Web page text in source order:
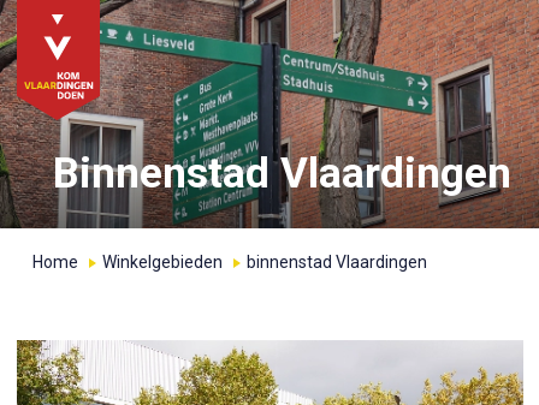
Binnenstad Vlaardingen
Home Winkelgebieden binnenstad Vlaardingen